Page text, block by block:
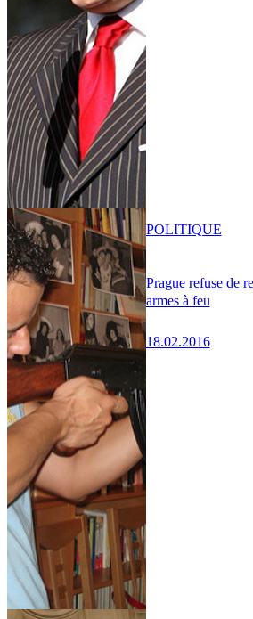
Prague refuse de
armes à feu
18.02.2016
POLITIQUE